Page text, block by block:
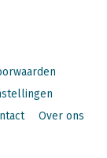
Over ons